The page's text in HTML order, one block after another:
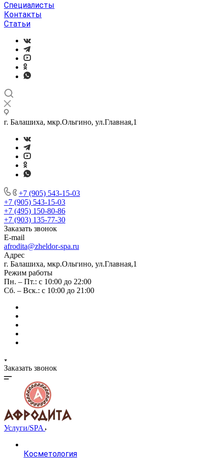
Специалисты
Контакты
Статьи
г. Балашиха, мкр.Ольгино, ул.Главная,1
+7 (905) 543-15-03
+7 (905) 543-15-03
+7 (495) 150-80-86
+7 (903) 135-77-30
Заказать звонок
E-mail
afrodita@zheldor-spa.ru
Адрес
г. Балашиха, мкр.Ольгино, ул.Главная,1
Режим работы
Пн. – Пт.: с 10:00 до 22:00
Сб. – Вск.: с 10:00 до 21:00
Заказать звонок
Услуги/SPA
Косметология